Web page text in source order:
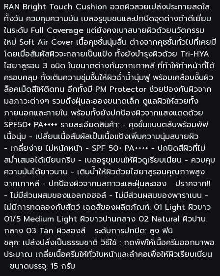
RAN Bright Touch Cushion อวดผิวสวยเปล่งประกายสดใส
ทั้งวัน ควบคุมความมัน เบลอรูขุมขนและปกปิดจุดด่างดำดีเยี่ยม
ในระดับ Full Coverage แต่ยังคงเบาสบายผิวด้วยนวัตกรรม
ใหม่ Soft Air Cover เนื้อคุชชั่นนุ่มลื่น ต่างจากคุชชั่นทั่วไปที่เคยมี
โดยเมื่อสัมผัสผิวจะกลายเป็นแป้ง ทั้งยังบำรุงผิวด้วย Tri-HYA
ไฮยาลูรอน 3 ชนิด ในขนาดต่างกันจากเกาหลี ที่ทำให้ทำหน้าที่ได้
ครอบคลุม ทั้งเติมความชุ่มชื้นให้ผิวฉ่ำน้ำนุ่มฟู พร้อมเคลือบชั้นผิว
ล็อคเม็ดสีให้ติดทน อีกทั้งมี PM Protector ช่วยป้องกันผิวจาก
มลภาวะต่างๆ รวมถึงฝุ่นละอองขนาดเล็ก ดูแลผิวให้สวยทั้ง
ภายนอกและภายใน พร้อมทั้งยังปกป้องผิวจากแสงแดดด้วย
SPF50+ PA++++ รายละเอียดสินค้า: - คุชชั่นแบบตลับพร้อมพัฟ
เนื้อนุ่ม - เปลี่ยนเนื้อสัมผัสเป็นเนื้อแป้งเพิ่มความนุ่มสบายผิว
- เกลี่ยง่าย ไม่หนักหน้า - SPF 50+ PA++++ - ปกปิดสีผิวที่ไม่
สม่ำเสมอได้เนียนกริบ - เบลอรูขุมขนให้ผิวดูเรียบเนียน - ควบคุม
ความมันได้ยาวนาน - เติมน้ำให้ผิวด้วยไฮยาลูรอนคุณภาพสูง
จากเกาหลี - ปกป้องผิวจากมลภาวะและฝุ่นละออง ปราศจาก!!
- ไม่มีส่วนผสมของแอลกอฮอล์ - ไม่มีส่วนผสมของพาราเบน -
ไม่มีการทดลองกับสัตว์ เฉดสีของผลิตภัณฑ์: 01 Light ผิวขาว
01/5 Medium Light ผิวขาวปานกลาง 02 Natural ผิวปาน
กลาง 03 Tan ผิวสองสี ระดับการปกปิด: สูง ฟินิ
ชลุค: เปล่งปลั่งเป็นธรรมชาติ วิธีใช้ : กดพัฟให้เนื้อครีมออกมาพอ
ประมาณ เกลี่ยเนื้อครีมให้ทั่วใบหน้าและลำคอเพื่อให้ผิวเรียบเนียน
ขนาดบรรจุ: 15 กรัม